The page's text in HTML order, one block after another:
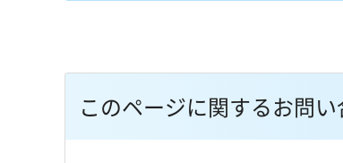
このページに関するお問